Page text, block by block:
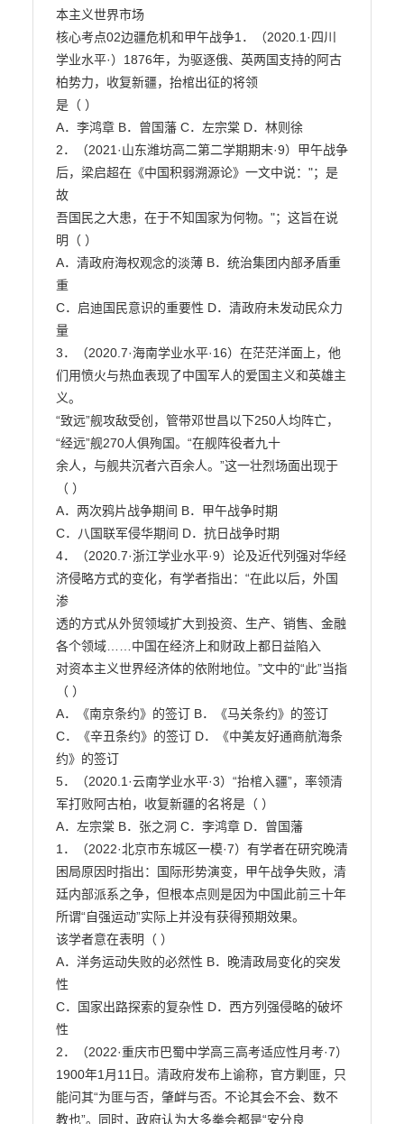
本主义世界市场
核心考点02边疆危机和甲午战争1．（2020.1·四川
学业水平·）1876年，为驱逐俄、英两国支持的阿古
柏势力，收复新疆，抬棺出征的将领
是（ ）
A．李鸿章 B．曾国藩 C．左宗棠 D．林则徐
2．（2021·山东潍坊高二第二学期期末·9）甲午战争
后，梁启超在《中国积弱溯源论》一文中说："；是
故
吾国民之大患，在于不知国家为何物。"；这旨在说
明（ ）
A．清政府海权观念的淡薄 B．统治集团内部矛盾重
重
C．启迪国民意识的重要性 D．清政府未发动民众力
量
3．（2020.7·海南学业水平·16）在茫茫洋面上，他
们用愤火与热血表现了中国军人的爱国主义和英雄主
义。
“致远”舰攻敌受创，管带邓世昌以下250人均阵亡，
“经远”舰270人俱殉国。“在舰阵役者九十
余人，与舰共沉者六百余人。”这一壮烈场面出现于
（ ）
A．两次鸦片战争期间 B．甲午战争时期
C．八国联军侵华期间 D．抗日战争时期
4．（2020.7·浙江学业水平·9）论及近代列强对华经
济侵略方式的变化，有学者指出：“在此以后，外国
渗
透的方式从外贸领域扩大到投资、生产、销售、金融
各个领域……中国在经济上和财政上都日益陷入
对资本主义世界经济体的依附地位。”文中的“此”当指
（ ）
A．《南京条约》的签订 B．《马关条约》的签订
C．《辛丑条约》的签订 D．《中美友好通商航海条
约》的签订
5．（2020.1·云南学业水平·3）“抬棺入疆”，率领清
军打败阿古柏，收复新疆的名将是（ ）
A．左宗棠 B．张之洞 C．李鸿章 D．曾国藩
1．（2022·北京市东城区一模·7）有学者在研究晚清
困局原因时指出：国际形势演变，甲午战争失败，清
廷内部派系之争，但根本点则是因为中国此前三十年
所谓“自强运动”实际上并没有获得预期效果。
该学者意在表明（ ）
A．洋务运动失败的必然性 B．晚清政局变化的突发
性
C．国家出路探索的复杂性 D．西方列强侵略的破坏
性
2．（2022·重庆市巴蜀中学高三高考适应性月考·7）
1900年1月11日。清政府发布上谕称，官方剿匪，只
能问其“为匪与否，肇衅与否。不论其会不会、数不
教也”。同时，政府认为大多拳会都是“安分良